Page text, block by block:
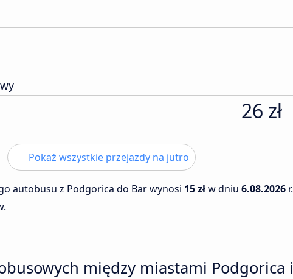
26 zł
Pokaż wszystkie przejazdy na jutro
autobusu z Podgorica do Bar wynosi 15 złw dniu 6.08.2026
między miastami Podgorica